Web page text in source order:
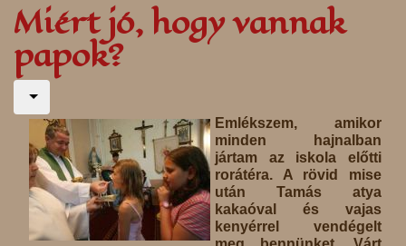
Miért jó, hogy vannak
papok?
Emlékszem, amikor
minden hajnalban
jártam az iskola előtti
rorátéra. A rövid mise
után Tamás atya
kakaóval és vajas
kenyérrel vendégelt